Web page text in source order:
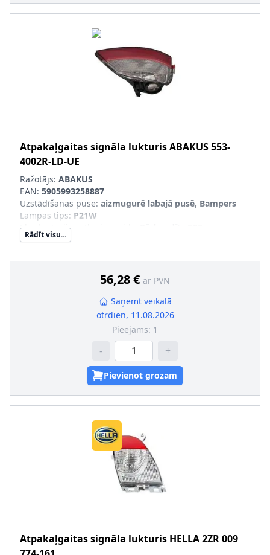
Atpakaļgaitas signāla lukturisABAKUS553-
4002R-LD-UE
Ražotājs: ABAKUS
EAN: 5905993258887
Uzstādīšanas puse: aizmugurē labajā pusē, Bampers
Lampas tips: P21W
Ekspluatācijas atļaujas veids
Kreisās-/Labās puses kustība
2022
pāra artikulu numuri:553-4002L-LD-UE
Montāža/demontāža jāveic kvalificētam personālam!
Rādīt visu...
56,28 € ar PVN
Saņemt veikalā
otrdien, 11.08.2026
Pieejams: 1
- +
Pievienot grozam
Atpakaļgaitas signāla lukturis HELLA2ZR 009